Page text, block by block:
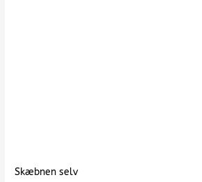
Skæbnen selv